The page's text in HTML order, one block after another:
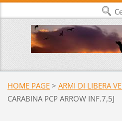
HOME PAGE > ARMI DI LIBERA
CARABINA PCP ARROW INF.7,5J